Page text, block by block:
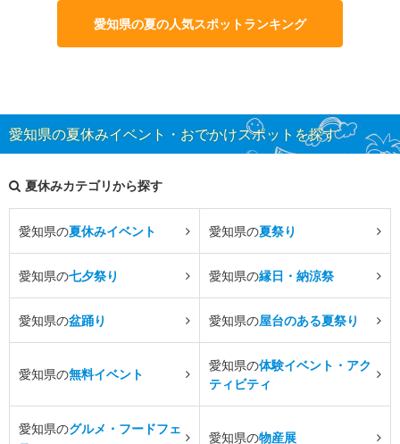
愛知県の夏の人気スポットランキング
愛知県の夏休みイベント・おでかけスポットを探す
夏休みカテゴリから探す
愛知県の夏休みイベント 愛知県の夏祭り
愛知県の七夕祭り 愛知県の縁日・納涼祭
愛知県の盆踊り 愛知県の屋台のある夏祭り
愛知県の無料イベント
愛知県の体験イベント・アク
ティビティ
愛知県のグルメ・フードフェ
愛知県の物産展